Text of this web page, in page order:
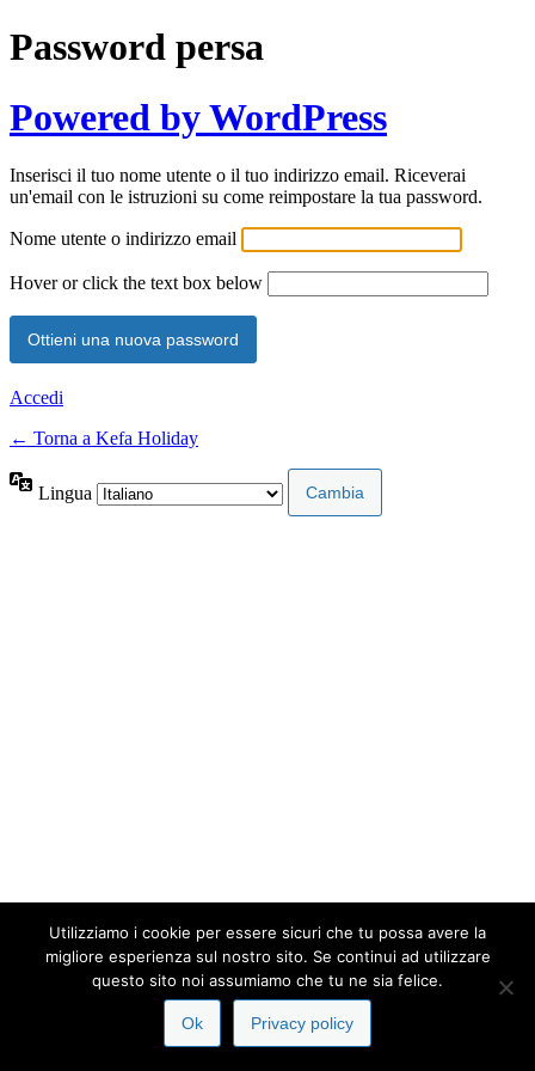
Password persa
Powered by WordPress
Inserisci il tuo nome utente o il tuo indirizzo email. Riceverai
un'email con le istruzioni su come reimpostare la tua password.
Nome utente o indirizzo email
Hover or click the text box below
Accedi
← Torna a Kefa Holiday
Lingua
Utilizziamo i cookie per essere sicuri che tu possa avere la
migliore esperienza sul nostro sito. Se continui ad utilizzare
questo sito noi assumiamo che tu ne sia felice.
Ok Privacy policy